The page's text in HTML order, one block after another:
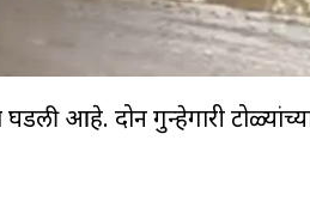
आहे. दोन गुन्हेगारी